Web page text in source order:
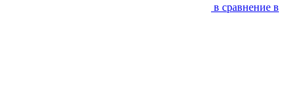
в сравнение в